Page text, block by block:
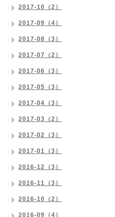
2017-10（2）
2017-09（4）
2017-08（3）
2017-07（2）
2017-06（3）
2017-05（3）
2017-04（3）
2017-03（2）
2017-02（3）
2017-01（3）
2016-12（3）
2016-11（3）
2016-10（2）
2016-09（4）